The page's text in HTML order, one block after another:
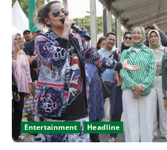
Entertainment Headline